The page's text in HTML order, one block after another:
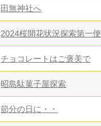
田無神社へ
2024桜開花状況探索第一便
チョコレートはご褒美で
昭島駄菓子屋探索
節分の日に・・